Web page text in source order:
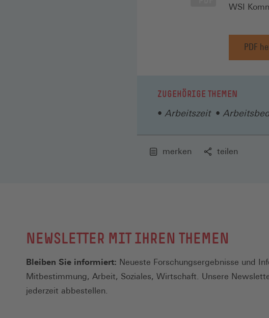
WSI
PDF
ZUGEHÖRIGE THEMEN
Arbeitszeit
merken teilen
NEWSLETTER MIT IHREN THEMEN
Bleiben Sie informiert: Neueste Forschungsergebnisse und
Mitbestimmung, Arbeit, Soziales, Wirtschaft. Unsere
jederzeit abbestellen.